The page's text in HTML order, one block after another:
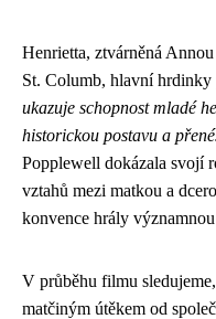
Henrietta, ztvárněná
St. Columb, hlavní hrdinky
ukazuje schopnost mladé
historickou postavu a
Popplewell dokázala svojí
vztahů mezi matkou a
konvence hrály
V průběhu filmu
matčiným útěkem od